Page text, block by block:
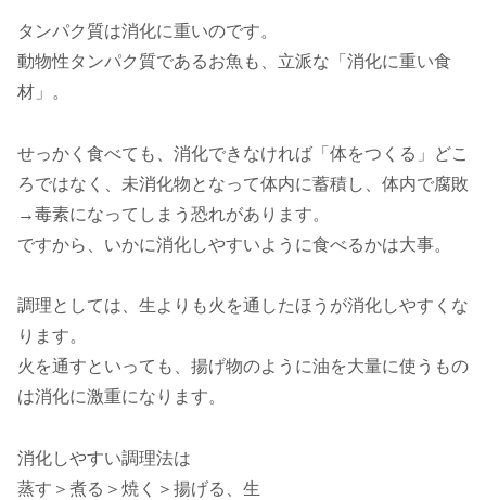
タンパク質は消化に重いのです。
動物性タンパク質であるお魚も、立派な「消化に重い食
材」。
せっかく食べても、消化できなければ「体をつくる」どこ
ろではなく、未消化物となって体内に蓄積し、体内で腐敗
→毒素になってしまう恐れがあります。
ですから、いかに消化しやすいように食べるかは大事。
調理としては、生よりも火を通したほうが消化しやすくな
ります。
火を通すといっても、揚げ物のように油を大量に使うもの
は消化に激重になります。
消化しやすい調理法は
蒸す＞煮る＞焼く＞揚げる、生